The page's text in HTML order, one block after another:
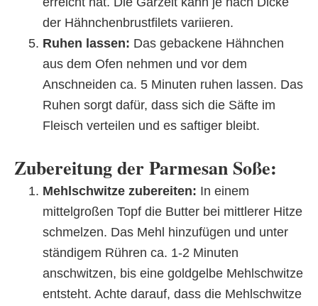
der Hähnchenbrustfilets variieren.
Ruhen lassen: Das gebackene Hähnchen
aus dem Ofen nehmen und vor dem
Anschneiden ca. 5 Minuten ruhen lassen. Das
Ruhen sorgt dafür, dass sich die Säfte im
Fleisch verteilen und es saftiger bleibt.
Zubereitung der Parmesan Soße:
Mehlschwitze zubereiten: In einem
mittelgroßen Topf die Butter bei mittlerer Hitze
schmelzen. Das Mehl hinzufügen und unter
ständigem Rühren ca. 1-2 Minuten
anschwitzen, bis eine goldgelbe Mehlschwitze
entsteht. Achte darauf, dass die Mehlschwitze